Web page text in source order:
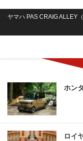
ヤマハ PAS CRAIG ALLEY
ホン
ロイ